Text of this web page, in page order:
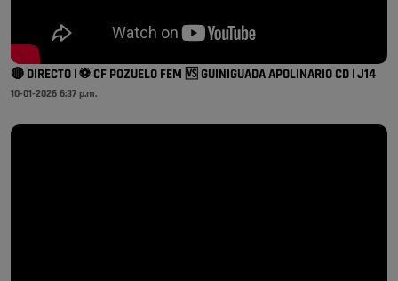
🔴 DIRECTO | ⚽️ CF POZUELO FEM 🆚 GUINIGUADA APOLINARIO CD | J14
10-01-2026 6:37 p.m.